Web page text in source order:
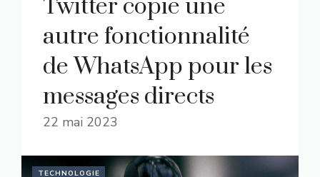
Twitter copie une
autre fonctionnalité
de WhatsApp pour les
messages directs
22 mai 2023
TECHNOLOGIE